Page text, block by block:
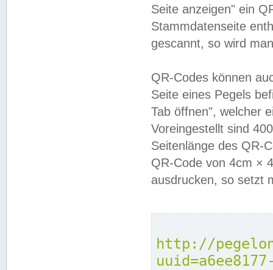
Seite anzeigen" ein
Stammdatenseite
gescannt, so wird
QR-Codes können
Seite eines Pegels
Tab öffnen", welcher
Voreingestellt sind
Seitenlänge des QR-
QR-Code von 4cm ×
ausdrucken, so setzt
http://